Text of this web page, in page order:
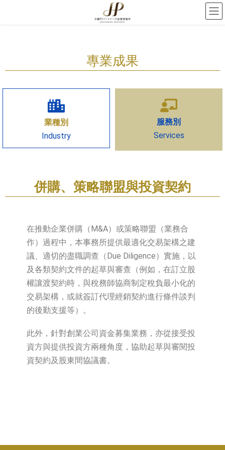
專業成果
業種別
Industry
服務別
Services
併購、策略聯盟與投資契約
在推動企業併購（M&A）或策略聯盟（業務合
作）過程中，本事務所提供最適化交易架構之建
議、適切的盡職調查（Due Diligence）實施，以
及各類契約文件的起草與審查（例如，在訂立股
權讓渡契約時，與稅務師協商制定稅負最小化的
交易架構，或就簽訂代理經銷契約進行條件談判
的後勤支援等）。
此外，針對創業公司資金募集業務，亦從接受投
資方與提供投資方兩種角度，協助起草與審閱投
資契約及股東間協議書。